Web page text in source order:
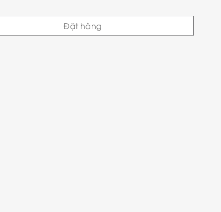
Đặt hàng